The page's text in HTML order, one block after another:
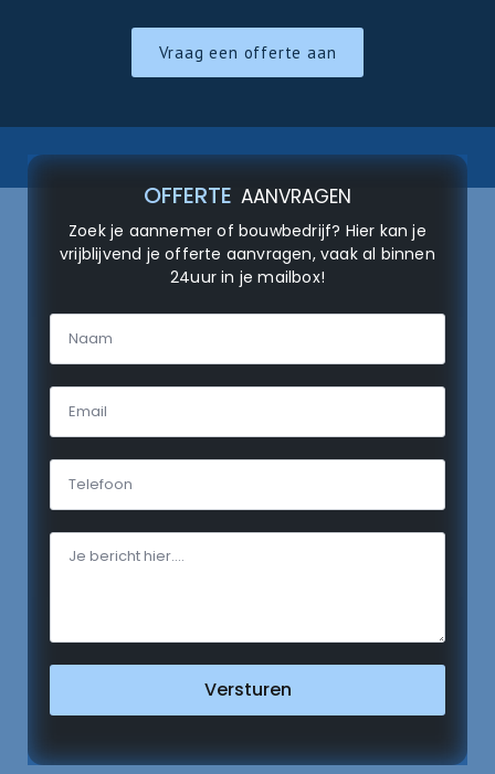
Vraag een offerte aan
OFFERTE AANVRAGEN
Zoek je aannemer of bouwbedrijf? Hier kan je
vrijblijvend je offerte aanvragen, vaak al binnen
24uur in je mailbox!
Versturen